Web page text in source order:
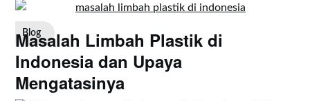
Blog
Masalah Limbah Plastik di
Indonesia dan Upaya
Mengatasinya